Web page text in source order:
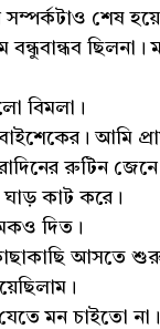
সম্পর্কটাও শেষ
বিমলা।
আমি
রুটিন
কাট করে।
দিত।
আসতে
মন চাইতো